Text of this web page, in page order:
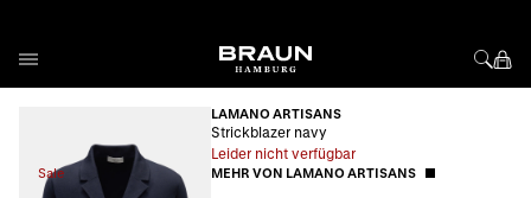
Sale
LAMANO ARTISANS
Strickblazer navy
Leider nicht verfügbar
MEHR VON LAMANO ARTISANS